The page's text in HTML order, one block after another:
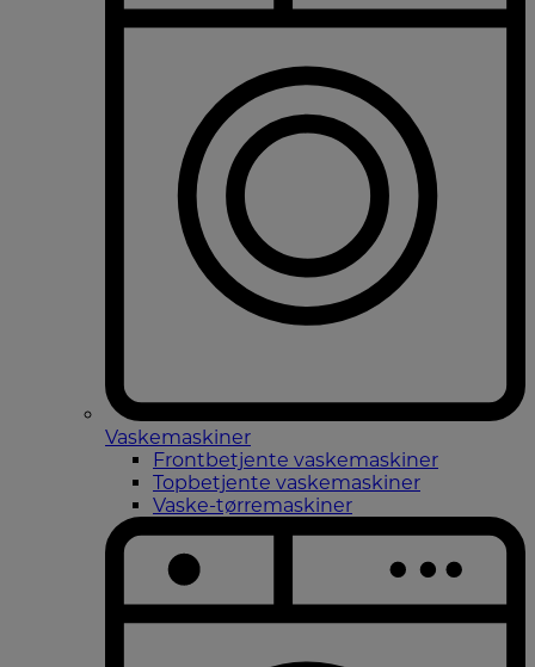
Vaskemaskiner
Frontbetjente vaskemaskiner
Topbetjente vaskemaskiner
Vaske-tørremaskiner